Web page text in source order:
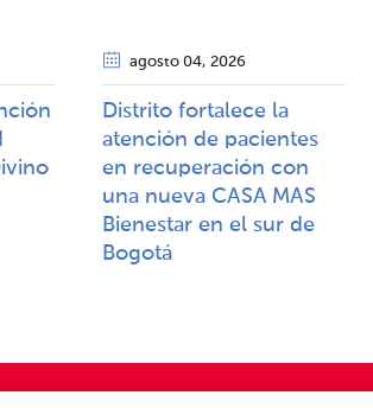
agosto 04, 2026
Distrito fortalece la
atención de pacientes
en recuperación con
una nueva CASA MAS
Bienestar en el sur de
Bogotá